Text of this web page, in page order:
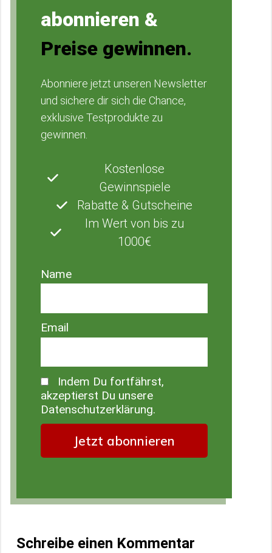
abonnieren &
Preise gewinnen.
Abonniere jetzt unseren Newsletter
und sichere dir sich die Chance,
exklusive Testprodukte zu
gewinnen.
Kostenlose
Gewinnspiele
Rabatte & Gutscheine
Im Wert von bis zu
1000€
Name
Email
Indem Du fortfährst,
akzeptierst Du unsere
Datenschutzerklärung.
Schreibe einen Kommentar